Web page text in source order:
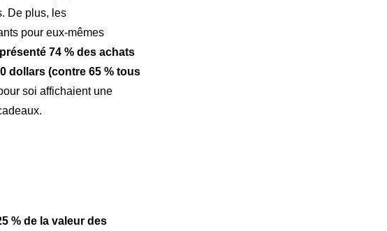
De plus, les
pour eux-mêmes
74 % des achats
dollars (contre 65 % tous
soi affichaient une
% de la valeur des